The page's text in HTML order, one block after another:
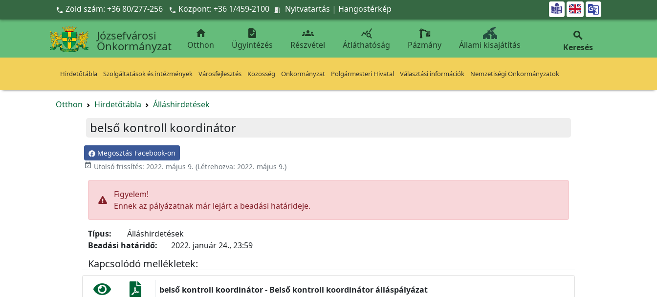
Ugrás a fő tartalomra
 Zöld szám: +36 80/277-256  Központ: +36 1/459-2100  Nyitvatartás | Hangostérkép 
Józsefvárosi
Önkormányzat

Otthon

Ügyintézés

Részvétel

Átláthatóság Pázmány Állami kisajátítás

Keresés
Hirdetőtábla Szolgáltatások és intézmények Városfejlesztés Közösség Önkormányzat Polgármesteri Hivatal Választási információk Nemzetiségi Önkormányzatok
Otthon Hirdetőtábla Álláshirdetések
belső kontroll koordinátor
Megosztás Facebook-on
 Utolsó frissítés: 2022. május 9. (Létrehozva: 2022. május 9.)
Figyelem!
Ennek az pályázatnak már lejárt a beadási határideje.
Típus:
Álláshirdetések
Beadási határidő:
2022. január 24., 23:59
Kapcsolódó mellékletek:
belső kontroll koordinátor - Belső kontroll koordinátor álláspályázat